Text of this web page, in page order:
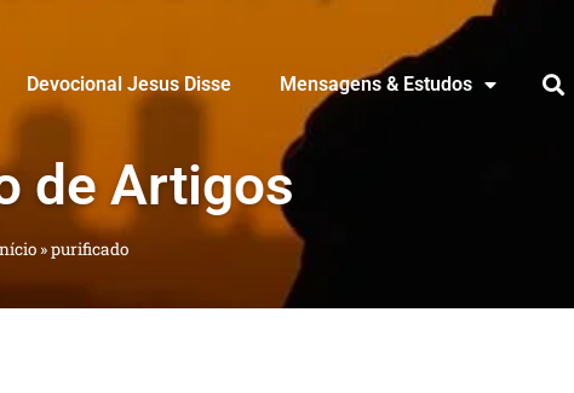
Devocional Jesus Disse Mensagens & Estudos
de Artigos
»purificado